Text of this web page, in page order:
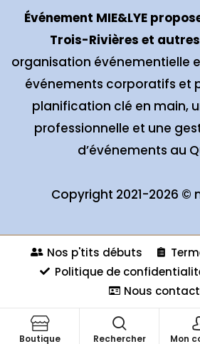
Boutique Rechercher Mon
Événement MIE&LYE
Trois-Rivières et
organisation événementielle
événements corporatifs et
planification clé en main,
professionnelle et une
d’événements au
Copyright 2021-2026 ©
Nos p'tits débuts
Politique de
Nous